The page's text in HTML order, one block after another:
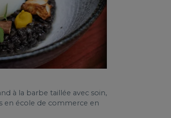
à la barbe taillée avec soin,
en école de commerce en